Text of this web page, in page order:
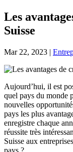
Les
Suisse
Mar 22, 2023 |
Aujourd’hui, il est
quel pays du monde
nouvelles
pays les plus
enregistre chaque
réussite très
Suisse aux
pays ?